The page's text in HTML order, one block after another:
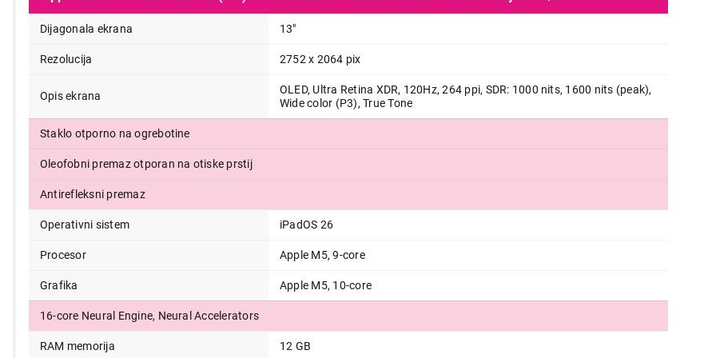
Dijagonala ekrana 13"
Rezolucija 2752 x 2064 pix
Opis ekrana
OLED, Ultra Retina XDR, 120Hz, 264 ppi, SDR: 1000 nits, 1600 nits (peak),
Wide color (P3), True Tone
Staklo otporno na ogrebotine
Oleofobni premaz otporan na otiske prstij
Antirefleksni premaz
Operativni sistem iPadOS 26
Procesor Apple M5, 9-core
Grafika Apple M5, 10-core
16-core Neural Engine, Neural Accelerators
RAM memorija 12 GB
TABLETI
Proizvod je dodat u korpu.
Ukupno u korpi: